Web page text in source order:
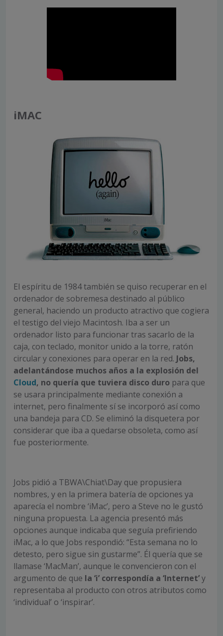
iMAC
El espíritu de 1984 también se quiso recuperar en el
ordenador de sobremesa destinado al público
general, haciendo un producto atractivo que cogiera
el testigo del viejo Macintosh. Iba a ser un
ordenador listo para funcionar tras sacarlo de la
caja, con teclado, monitor unido a la torre, ratón
circular y conexiones para operar en la red. Jobs,
adelantándose muchos años a la explosión del
Cloud, no quería que tuviera disco duro para que
se usara principalmente mediante conexión a
internet, pero finalmente sí se incorporó así como
una bandeja para CD. Se eliminó la disquetera por
considerar que iba a quedarse obsoleta, como así
fue posteriormente.
Jobs pidió a TBWA\Chiat\Day que propusiera
nombres, y en la primera batería de opciones ya
aparecía el nombre ‘iMac’, pero a Steve no le gustó
ninguna propuesta. La agencia presentó más
opciones aunque indicaba que seguía prefiriendo
iMac, a lo que Jobs respondió: “Esta semana no lo
detesto, pero sigue sin gustarme”. Él quería que se
llamase ‘MacMan’, aunque le convencieron con el
argumento de que la ‘i’ correspondía a ‘Internet’y
representaba al producto con otros atributos como
‘individual’ o ‘inspirar’.